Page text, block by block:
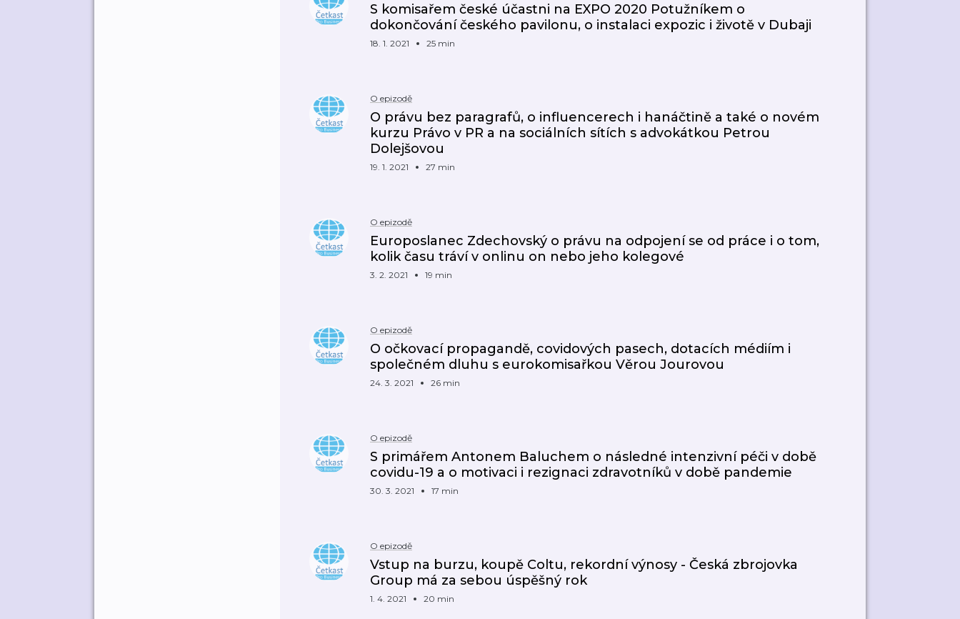
S komisařem české účastni na EXPO 2020 Potužníkem o
dokončování českého pavilonu, o instalaci expozic i životě v Dubaji
18. 1. 2021 25 min
O epizodě
O právu bez paragrafů, o influencerech i hanáčtině a také o novém
kurzu Právo v PR a na sociálních sítích s advokátkou Petrou
Dolejšovou
19. 1. 2021 27 min
O epizodě
Europoslanec Zdechovský o právu na odpojení se od práce i o tom,
kolik času tráví v onlinu on nebo jeho kolegové
3. 2. 2021 19 min
O epizodě
O očkovací propagandě, covidových pasech, dotacích médiím i
společném dluhu s eurokomisařkou Věrou Jourovou
24. 3. 2021 26 min
O epizodě
S primářem Antonem Baluchem o následné intenzivní péči v době
covidu-19 a o motivaci i rezignaci zdravotníků v době pandemie
30. 3. 2021 17 min
O epizodě
Vstup na burzu, koupě Coltu, rekordní výnosy - Česká zbrojovka
Group má za sebou úspěšný rok
1. 4. 2021 20 min